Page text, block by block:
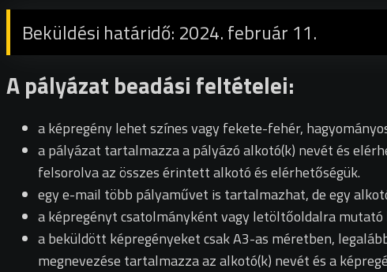
Beküldési határidő: 2024. február 11.
A pályázat beadási feltételei:
a képregény lehet színes vagy fekete-fehér,
a pályázat tartalmazza a pályázó alkotó(k) nevét és
felsorolva az összes érintett alkotó és elérhetőségük.
egy e-mail több pályaművet is tartalmazhat, de egy
a képregényt csatolmányként vagy letöltőoldalra
a beküldött képregényeket csak A3-as méretben,
megnevezése tartalmazza az alkotó(k) nevét és a